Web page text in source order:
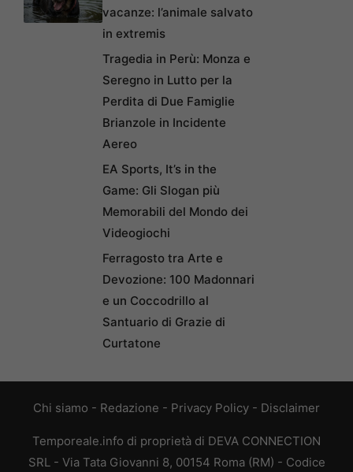
vacanze: l’animale salvato
in extremis
Tragedia in Perù: Monza e
Seregno in Lutto per la
Perdita di Due Famiglie
Brianzole in Incidente
Aereo
EA Sports, It’s in the
Game: Gli Slogan più
Memorabili del Mondo dei
Videogiochi
Ferragosto tra Arte e
Devozione: 100 Madonnari
e un Coccodrillo al
Santuario di Grazie di
Curtatone
Chi siamo - Redazione - Privacy Policy - Disclaimer
Temporeale.info di proprietà di DEVA CONNECTION
SRL - Via Tata Giovanni 8, 00154 Roma (RM) - Codice